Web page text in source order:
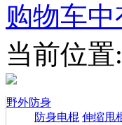
购物车
当前位置:
野外防身
防身电棍 伸缩甩